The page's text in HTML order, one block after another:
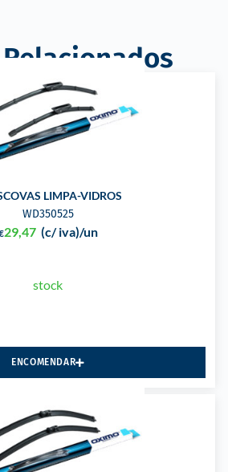
LIMPA-VIDROS
WD350525
29,47 (c/ iva)/un
stock
ENCOMENDAR